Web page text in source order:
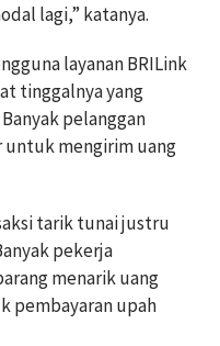
lagi,” katanya.
layanan BRILink
tinggalnya yang
pelanggan
untuk mengirim uang
tarik tunai justru
pekerja
menarik uang
pembayaran upah